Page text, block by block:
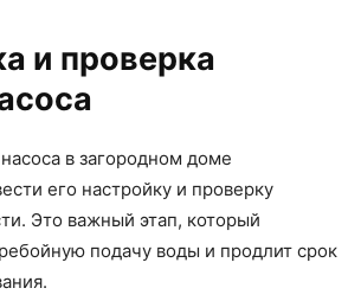
и проверка
в загородном доме
его настройку и проверку
Это важный этап, который
подачу воды и продлит срок